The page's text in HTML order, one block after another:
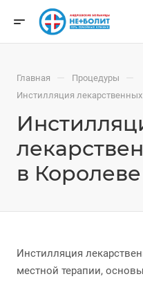
Главная — Процедуры —
Инстилляция
в Королеве
Инстилляция
местной терапии,